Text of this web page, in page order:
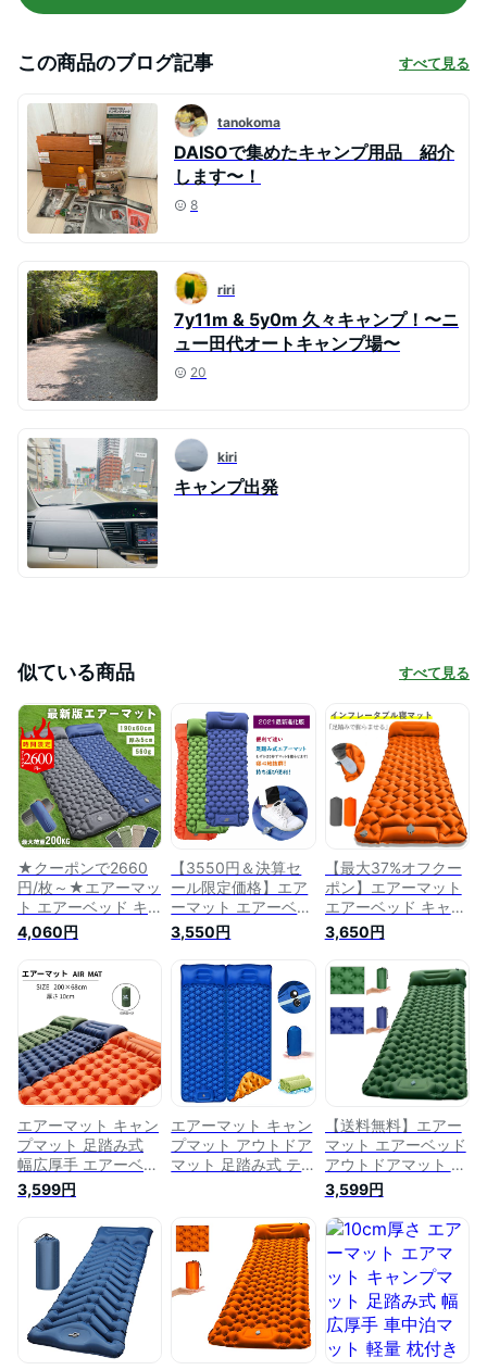
この商品のブログ記事 すべて見る
tanokoma
DAISOで集めたキャンプ用品 紹介
します〜！
8
riri
7y11m & 5y0m 久々キャンプ！〜ニ
ュー田代オートキャンプ場〜
20
kiri
キャンプ出発
似ている商品 すべて見る
★クーポンで2660
円/枚～★エアーマッ
ト エアーベッド キ
ャンプマット アウト
ドアマット 車中泊マ
き 折畳み式 幅広厚
手 軽量 テント キャ
ンプ コンパクト 防
水 防潮 防災グッズ
40Dナイロン+TPU
生地 収納袋付き
CQCD02-1
4,060円
【3550円＆決算セ
ール限定価格】エア
ーマット エアーベッ
ド キャンプマット
アウトドアマット 車
中泊マット 足踏み式
枕付き 折畳み式 幅
広厚手 軽量 テント
キャンプ コンパクト
防水 防潮 防災グッ
ズ 40Dナイロン
+TPU生地 収納袋付
き
3,550円
【最大37%オフクー
ポン】エアーマット
エアーベッド キャン
プマット アウトドア
マット 車中泊マット
足踏み式 枕付き 折
畳み式 幅広厚手 軽
量 テント キャンプ
コンパクト 防水 防
潮 防災グッズ 40D
ナイロン+TPU生地
収納袋付き
3,650円
エアーマット キャン
プマット 足踏み式
幅広厚手 エアーベッ
ド アウトドアマット
車中泊マット 車中泊
スッキリ テント キ
ャンプ 枕付き折畳み
式 無限連結可能 コ
ンパクト 防水 40D
ナイロン+TPU生地
キャンプ用品
3,599円
エアーマット キャン
プマット アウトドア
マット 足踏み式 テ
枕付き 40Dナイロン
TPU生地 耐水加工
寝袋 折畳み式 防水
防潮 山登り 花見 車
中泊 テント泊 防災
キャンプ用品 冷却タ
オル 収納袋付き 補
【送料無料】エアー
マット エアーベッド
アウトドアマット 車
中泊マット テント
キャンプ 超軽量 防
水 防潮 防災 枕付き
折畳み式 無限連結可
能 コンパクト 40D
ナイロン+TPU生地
キャンプ用品 収納袋
付き(グリーン/ブル
3,599円